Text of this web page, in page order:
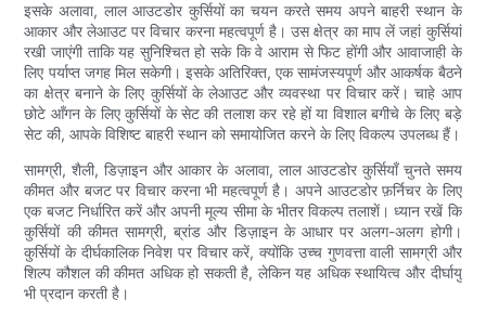
इसके अलावा, लाल आउटडोर कुर्सियों का चयन करते समय अपने बाहरी स्थान के
आकार और लेआउट पर विचार करना महत्वपूर्ण है। उस क्षेत्र का माप लें जहां कुर्सियां
​​​​रखी जाएंगी ताकि यह सुनिश्चित हो सके कि वे आराम से फिट होंगी और आवाजाही के
लिए पर्याप्त जगह मिल सकेगी। इसके अतिरिक्त, एक सामंजस्यपूर्ण और आकर्षक बैठने
का क्षेत्र बनाने के लिए कुर्सियों के लेआउट और व्यवस्था पर विचार करें। चाहे आप
छोटे आँगन के लिए कुर्सियों के सेट की तलाश कर रहे हों या विशाल बगीचे के लिए बड़े
सेट की, आपके विशिष्ट बाहरी स्थान को समायोजित करने के लिए विकल्प उपलब्ध हैं।
सामग्री, शैली, डिज़ाइन और आकार के अलावा, लाल आउटडोर कुर्सियाँ चुनते समय
कीमत और बजट पर विचार करना भी महत्वपूर्ण है। अपने आउटडोर फ़र्निचर के लिए
एक बजट निर्धारित करें और अपनी मूल्य सीमा के भीतर विकल्प तलाशें। ध्यान रखें कि
कुर्सियों की कीमत सामग्री, ब्रांड और डिज़ाइन के आधार पर अलग-अलग होगी।
कुर्सियों के दीर्घकालिक निवेश पर विचार करें, क्योंकि उच्च गुणवत्ता वाली सामग्री और
शिल्प कौशल की कीमत अधिक हो सकती है, लेकिन यह अधिक स्थायित्व और दीर्घायु
भी प्रदान करती है।